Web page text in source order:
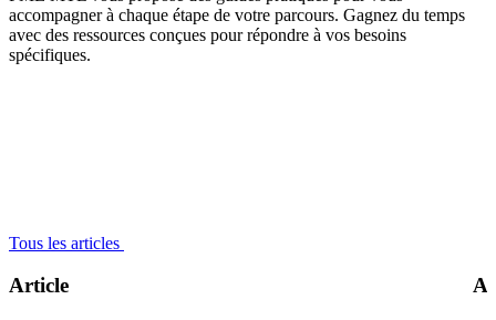
accompagner à chaque étape de votre parcours. Gagnez du temps
avec des ressources conçues pour répondre à vos besoins
spécifiques.
Tous les articles
Article